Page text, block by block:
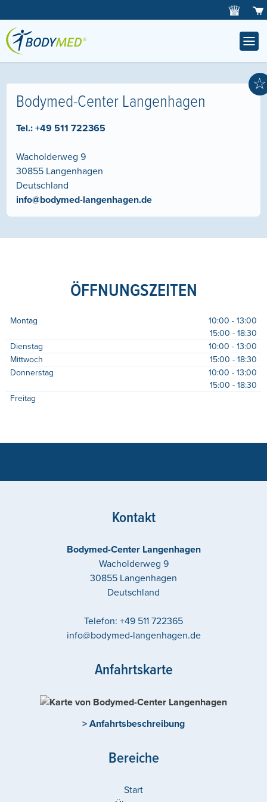
☆
Bodymed-Center Langenhagen
Tel.:+49 511 722365
Wacholderweg 9
30855 Langenhagen
Deutschland
info@bodymed-langenhagen.de
ÖFFNUNGSZEITEN
Montag
10:00 - 13:00
15:00 - 18:30
Dienstag
10:00 - 13:00
Mittwoch
15:00 - 18:30
Donnerstag
10:00 - 13:00
15:00 - 18:30
Freitag
Kontakt
Bodymed-Center Langenhagen
Wacholderweg 9
30855 Langenhagen
Deutschland
Telefon: +49 511 722365
info@bodymed-langenhagen.de
Anfahrtskarte
> Anfahrtsbeschreibung
Bereiche
Start